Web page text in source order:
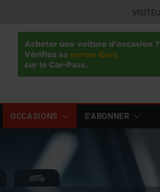
OCCASIONS S'ABONNER